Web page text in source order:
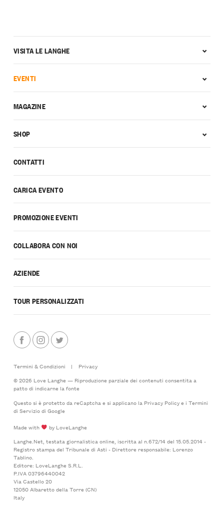
CONTATTI
CARICA EVENTO
PROMOZIONE EVENTI
COLLABORA CON NOI
AZIENDE
TOUR PERSONALIZZATI
VISITA LE LANGHE
EVENTI
MAGAZINE
SHOP
Termini & Condizioni |
Privacy
© 2026 Love Langhe — Riproduzione parziale dei contenuti consentita a
patto di indicarne la fonte
Questo si è protetto da reCaptcha e si applicano la Privacy Policye i Termini
di Serviziodi Google
Made with
by LoveLanghe
Langhe.Net, testata giornalistica online, iscritta al n.672/14 del 15.05.2014 -
Registro stampa del Tribunale di Asti - Direttore responsabile: Lorenzo
Tablino.
Editore: LoveLanghe S.R.L.
P.IVA 03796440042
Via Castello 20
12050 Albaretto della Torre (CN)
Italy